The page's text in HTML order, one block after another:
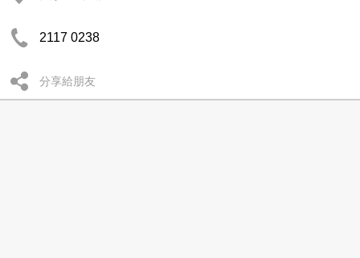
2117 0238
分享給朋友